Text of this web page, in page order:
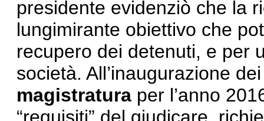
presidente evidenziò che la
lungimirante obiettivo che
recupero dei detenuti, e per
società. All’inaugurazione
magistratura per l’anno